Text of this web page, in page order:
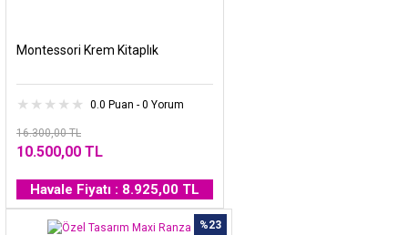
Montessori Krem Kitaplık
0.0 Puan - 0 Yorum
16.300,00 TL
10.500,00 TL
Havale Fiyatı : 8.925,00 TL
%23